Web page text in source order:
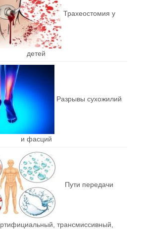
Трахеостомия у
детей
Разрывы сухожилий
и фасций
Пути передачи
трансмиссивный,